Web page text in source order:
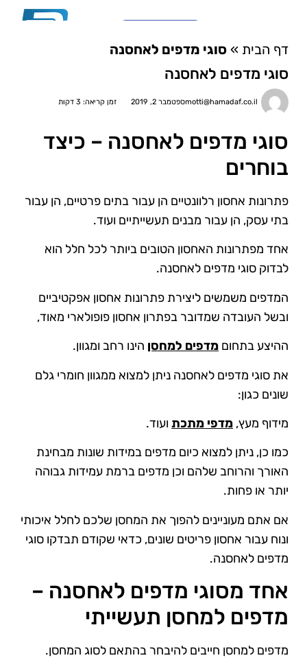
דף הבית » סוגי מדפים לאחסנה
סוגי מדפים לאחסנה
motti@hamadaf.co.ilספטמבר 2, 2019 זמן קריאה: 3 דקות
סוגי מדפים לאחסנה – כיצד
בוחרים
פתרונות אחסון רלוונטיים הן עבור בתים פרטיים, הן עבור
בתי עסק, הן עבור מבנים תעשייתיים ועוד.
אחד מפתרונות האחסון הטובים ביותר לכל חלל הוא
לבדוק סוגי מדפים לאחסנה.
המדפים משמשים ליצירת פתרונות אחסון אפקטיביים
ובשל העובדה שמדובר בפתרון אחסון פופולארי מאוד,
ההיצע בתחום מדפים למחסן הינו רחב ומגוון.
את סוגי מדפים לאחסנה ניתן למצוא ממגוון חומרי גלם
שונים כגון:
מידוף מעץ, מדפי מתכתועוד.
כמו כן, ניתן למצוא כיום מדפים במידות שונות מבחינת
האורך והרוחב שלהם וכן מדפים ברמת עמידות גבוהה
יותר או פחות.
אם אתם מעוניינים להפוך את המחסן שלכם לחלל איכותי
ונוח עבור אחסון פריטים שונים, כדאי שקודם תבדקו סוגי
מדפים לאחסנה.
אחד מסוגי מדפים לאחסנה –
מדפים למחסן תעשייתי
מדפים למחסן חייבים להיבחר בהתאם לסוג המחסן.